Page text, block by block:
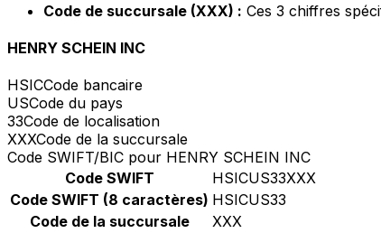
Code de succursale (XXX) : Ces 3 chiffres
HENRY SCHEIN INC
HSICCode bancaire
USCode du pays
33Code de localisation
XXXCode de la succursale
Code SWIFT/BIC pour HENRY SCHEIN INC
Code SWIFT
HSICUS33XXX
Code SWIFT (8 caractères) HSICUS33
Code de la succursale
XXX